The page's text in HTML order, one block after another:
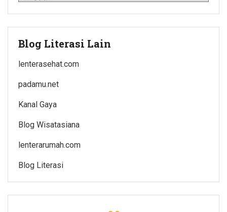
Blog Literasi Lain
lenterasehat.com
padamu.net
Kanal Gaya
Blog Wisatasiana
lenterarumah.com
Blog Literasi